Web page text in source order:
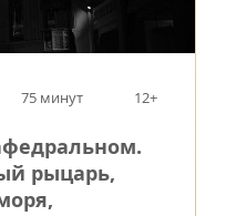
75 минут 12+
рыцарь,